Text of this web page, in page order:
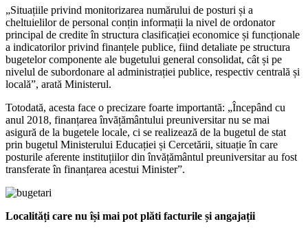
„Situațiile privind monitorizarea numărului de posturi și a
cheltuielilor de personal conțin informații la nivel de ordonator
principal de credite în structura clasificației economice și funcționale
a indicatorilor privind finanțele publice, fiind detaliate pe structura
bugetelor componente ale bugetului general consolidat, cât și pe
nivelul de subordonare al administrației publice, respectiv centrală și
locală”, arată Ministerul.
Totodată, acesta face o precizare foarte importantă: „Începând cu
anul 2018, finanțarea învățământului preuniversitar nu se mai
asigură de la bugetele locale, ci se realizează de la bugetul de stat
prin bugetul Ministerului Educației și Cercetării, situație în care
posturile aferente instituțiilor din învățământul preuniversitar au fost
transferate în finanțarea acestui Minister”.
Localități care nu își mai pot plăti facturile și angajații